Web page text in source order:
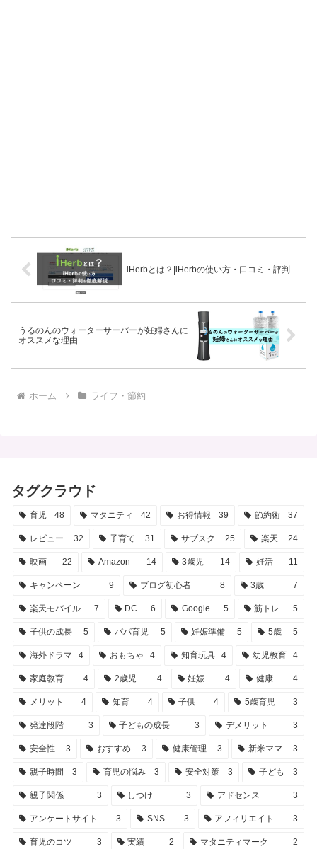
iHerbとは？|iHerbの使い方・口コミ・評判
うるのんのウォーターサーバーが妊婦さんに
オススメな理由
ホーム ライフ・節約
タグクラウド
育児 48 マタニティ 42 お得情報 39 節約術 37
レビュー 32 子育て 31 サブスク 25 楽天 24
映画 22 Amazon 14 3歳児 14 妊活 11
キャンペーン 9 ブログ初心者 8 3歳 7
楽天モバイル 7 DC 6 Google 5 筋トレ 5
子供の成長 5 パパ育児 5 妊娠準備 5 5歳 5
海外ドラマ 4 おもちゃ 4 知育玩具 4 幼児教育 4
家庭教育 4 2歳児 4 妊娠 4 健康 4
メリット 4 知育 4 子供 4 5歳育児 3
発達段階 3 子どもの成長 3 デメリット 3
安全性 3 おすすめ 3 健康管理 3 新米ママ 3
親子時間 3 育児の悩み 3 安全対策 3 子ども 3
親子関係 3 しつけ 3 アドセンス 3
アンケートサイト 3 SNS 3 アフィリエイト 3
育児のコツ 3 実績 2 マタニティマーク 2